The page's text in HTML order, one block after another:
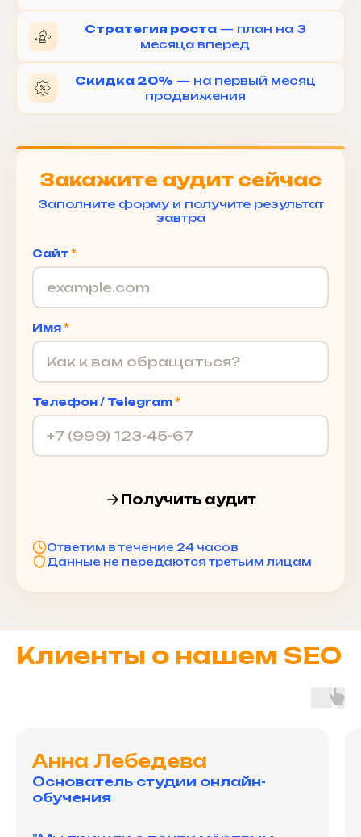
Стратегия роста— план на 3
месяца вперед
Скидка 20% — на первый месяц
продвижения
Закажите аудит сейчас
Заполните форму и получите результат
завтра
Сайт*
Имя*
Телефон / Telegram*
Получить аудит
Ответим в течение 24 часов
Данные не передаются третьим лицам
Клиенты о нашем SEO
Анна Лебедева
Основатель студии онлайн-
обучения